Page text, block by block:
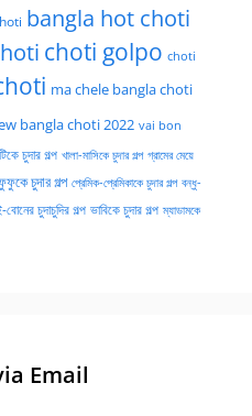
bangla hot choti
choti golpo choti
ma chele bangla choti
bangla choti 2022 vai bon
চুদার গল্প খালা-মাসিকে চুদার গল্প গ্রামের মেয়ে
চুদার গল্প প্রেমিক-প্রেমিকাকে চুদার গল্প বন্ধু-
বোনের চুদাচুদির গল্প ভাবিকে চুদার গল্প ম্যাডামকে
Email